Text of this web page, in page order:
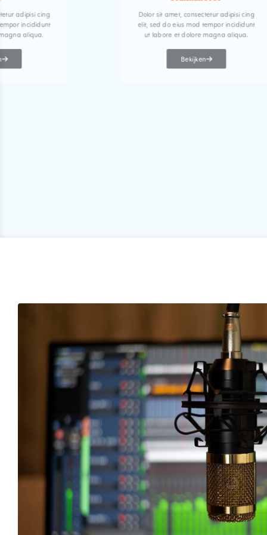
adipisi cing
incididunt
aliqua.
Dolor sit amet, consectetur adipisi cing
elit, sed do eius mod tempor incididunt
ut labore et dolore magna aliqua.
Bekijken